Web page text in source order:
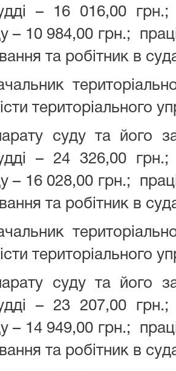
– 16 016,00
– 10 984,00 грн.;
та робітник в
територіального
суду та його
– 24 326,00
– 16 028,00 грн.;
та робітник в
територіального
суду та його
– 23 207,00
– 14 949,00 грн.;
та робітник в